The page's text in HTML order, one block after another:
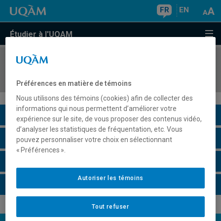
FR EN
Étudier à l'UQAM
COURS//
Description du cours
Horaire - Été 2026
Préférences en matière de témoins
Nous utilisons des témoins (cookies) afin de collecter des
informations qui nous permettent d’améliorer votre
expérience sur le site, de vous proposer des contenus vidéo,
d’analyser les statistiques de fréquentation, etc. Vous
pouvez personnaliser votre choix en sélectionnant
« Préférences ».
Tout refuser
Autoriser les témoins